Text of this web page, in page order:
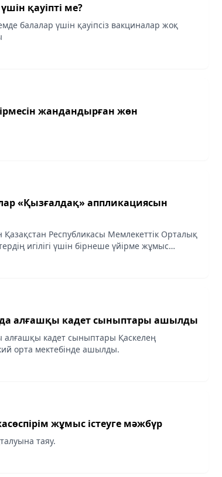
қауіпті ме?
балалар үшін қауіпсіз вакциналар жоқ
жандандырған жөн
«Қызғалдақ» аппликациясын
Республикасы Мемлекеттік Орталық
игілігі үшін бірнеше үйірме жұмыс
алғашқы кадет сыныптары ашылды
алғашқы кадет сыныптары Қаскелең
орта мектебінде ашылды.
жұмыс істеуге мәжбүр
таяу.